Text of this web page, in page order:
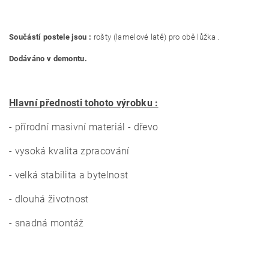
Součástí postele jsou : rošty (lamelové latě) pro obě lůžka .
Dodáváno v demontu.
Hlavní přednosti tohoto výrobku :
- přírodní masivní materiál - dřevo
- vysoká kvalita zpracování
- velká stabilita a bytelnost
- dlouhá životnost
- snadná montáž